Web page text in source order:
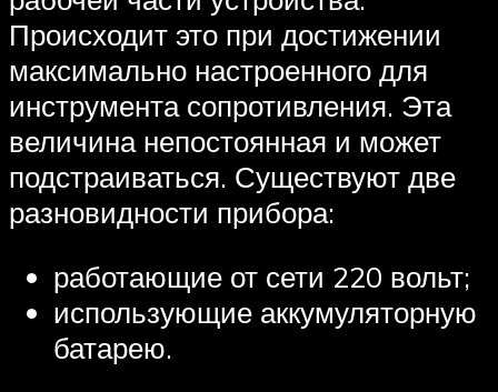
Происходит это при достижении
максимально настроенного для
инструмента сопротивления. Эта
величина непостоянная и может
подстраиваться. Существуют две
разновидности прибора:
работающие от сети 220 вольт;
использующие аккумуляторную
батарею.